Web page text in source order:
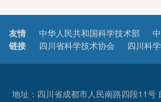
友情
链接
中华人民共和国科学技术部
四川省科学技术协会
四川科
地址：四川省成都市人民南路四段11号